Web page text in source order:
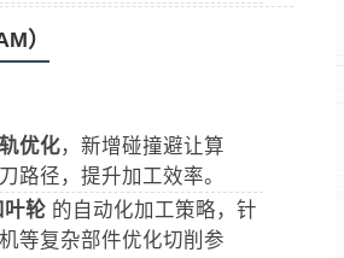
）
优化，新增碰撞避让算
路径，提升加工效率。
叶轮的自动化加工策略，针
等复杂部件优化切削参